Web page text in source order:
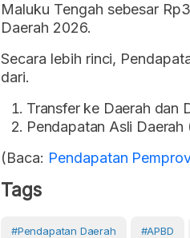
Maluku Tengah sebesar
Daerah 2026.
Secara lebih rinci,
dari.
Transfer ke Daerah dan
Pendapatan Asli
(Baca: Pendapatan
Tags
#Pendapatan Daerah #APBD